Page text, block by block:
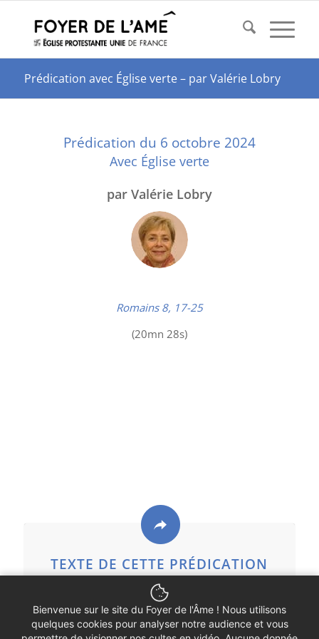
Prédication avec Église verte – par Valérie Lobry
Prédication du 6 octobre 2024
Avec Église verte
par Valérie Lobry
Romains 8, 17-25
(20mn 28s)
TEXTE DE CETTE PRÉDICATION
Bienvenue sur le site du Foyer de l'Âme ! Nous utilisons
quelques cookies pour analyser notre audience et vous